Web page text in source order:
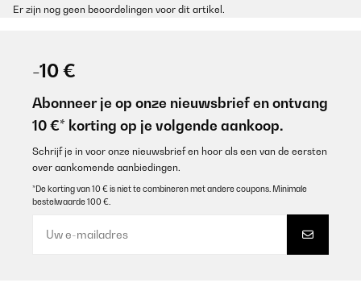
Er zijn nog geen beoordelingen voor dit artikel.
-10 €
Abonneer je op onze nieuwsbrief en ontvang
10 €* korting op je volgende aankoop.
Schrijf je in voor onze nieuwsbrief en hoor als een van de eersten
over aankomende aanbiedingen.
*De korting van 10 € is niet te combineren met andere coupons. Minimale
bestelwaarde 100 €.